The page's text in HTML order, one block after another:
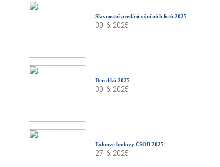
Slavnostní předání výučních listů 2025
30. 6. 2025
Den díků 2025
30. 6. 2025
Exkurze budovy ČSOB 2025
27. 6. 2025